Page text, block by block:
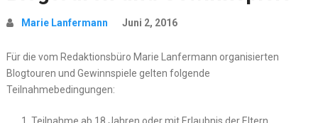
Marie Lanfermann Juni 2, 2016
Für die vom Redaktionsbüro Marie Lanfermann organisierten
Blogtouren und Gewinnspiele gelten folgende
Teilnahmebedingungen: